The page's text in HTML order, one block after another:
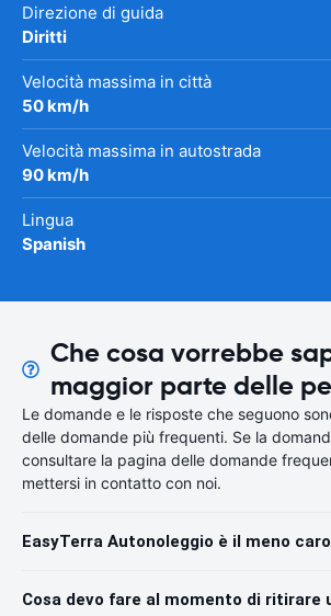
Direzione di guida
Diritti
Velocità massima in città
50 km/h
Velocità massima in autostrada
90 km/h
Lingua
Spanish
Che cosa vorrebbe
maggior parte delle
Le domande e le risposte che seguono
delle domande più frequenti. Se la
consultare la pagina delle domande
mettersi in contatto con noi.
EasyTerra Autonoleggio è il meno
Cosa devo fare al momento di ritirare